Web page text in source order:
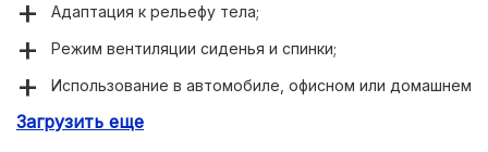
Адаптация к рельефу тела;
Режим вентиляции сиденья и спинки;
Использование в автомобиле, офисном или домашнем
Загрузить еще